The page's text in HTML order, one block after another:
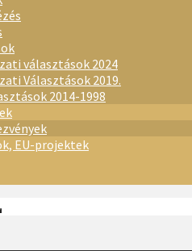
választások 2024
Választások 2019.
2014-1998
EU-projektek